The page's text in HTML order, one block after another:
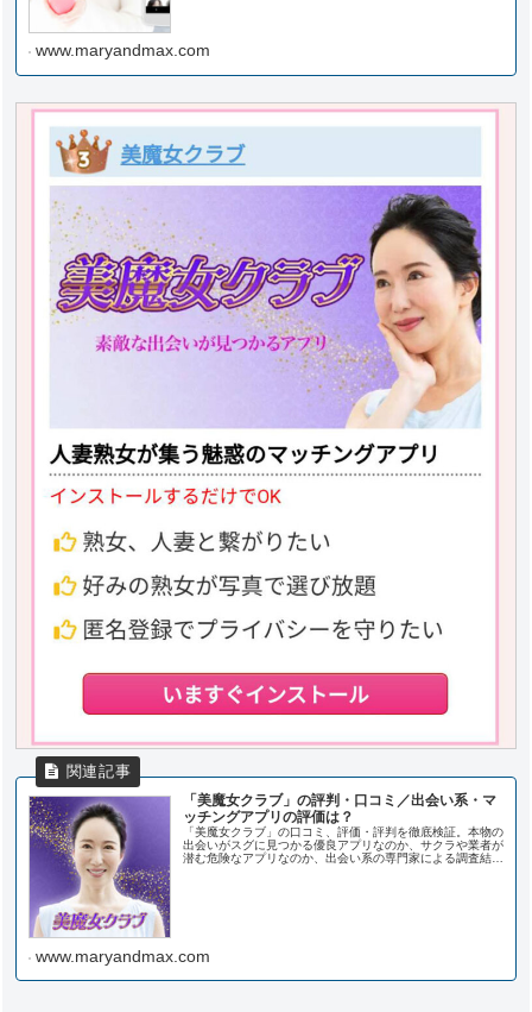
www.maryandmax.com
「美魔女クラブ」の評判・口コミ／出会い系・マ
ッチングアプリの評価は？
「美魔女クラブ」の口コミ、評価・評判を徹底検証。本物の
出会いがスグに見つかる優良アプリなのか、サクラや業者が
潜む危険なアプリなのか、出会い系の専門家による調査結果
www.maryandmax.com